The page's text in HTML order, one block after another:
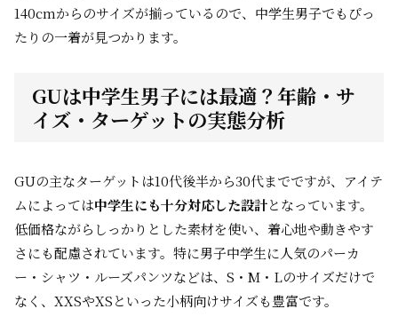
140cmからのサイズが揃っているので、中学生男子でもぴっ
たりの一着が見つかります。
GUは中学生男子には最適？年齢・サ
イズ・ターゲットの実態分析
GUの主なターゲットは10代後半から30代までですが、アイテ
ムによっては中学生にも十分対応した設計となっています。
低価格ながらしっかりとした素材を使い、着心地や動きやす
さにも配慮されています。特に男子中学生に人気のパーカ
ー・シャツ・ルーズパンツなどは、S・M・Lのサイズだけで
なく、XXSやXSといった小柄向けサイズも豊富です。